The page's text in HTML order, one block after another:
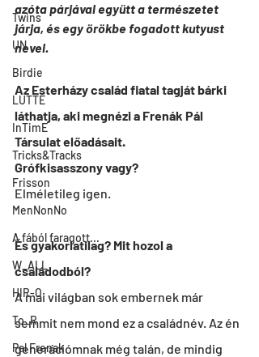
Twins
UN
Birdie
LUTTE
InTimE
Tricks&Tracks
Frisson
MenNonNo
A fából faragott...
W_ALL
HIR-O
To_R
Pal Frenak
azóta párjával együtt a természetet
járja, és egy örökbe fogadott kutyust
nevel.
Az Esterházy család fiatal tagját bárki
láthatja, aki megnézi a Frenák Pál
Társulat előadásait.
Grófkisasszony vagy?
Elméletileg igen.
És gyakorlatilag? Mit hozol a
családodból?
A mai világban sok embernek már
semmit nem mond ez a családnév. Az én
generációmnak még talán, de mindig